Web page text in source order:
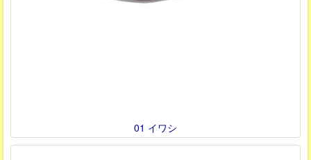
01 イワシ